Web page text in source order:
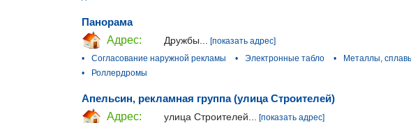
Панорама
Адрес:
Дружбы...
[показать адрес]
•
Согласование наружной рекламы • Электронные табло • Металлы,
•
Роллердромы
Апельсин, рекламная группа (улица Строителей)
Адрес:
улица Строителей... [показать адрес]